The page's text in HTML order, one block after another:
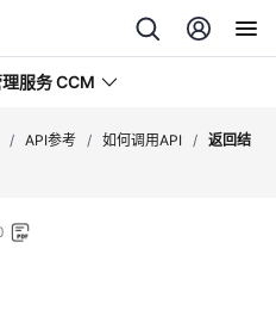
服务 CCM
/ API参考 / 如何调用API / 返回结